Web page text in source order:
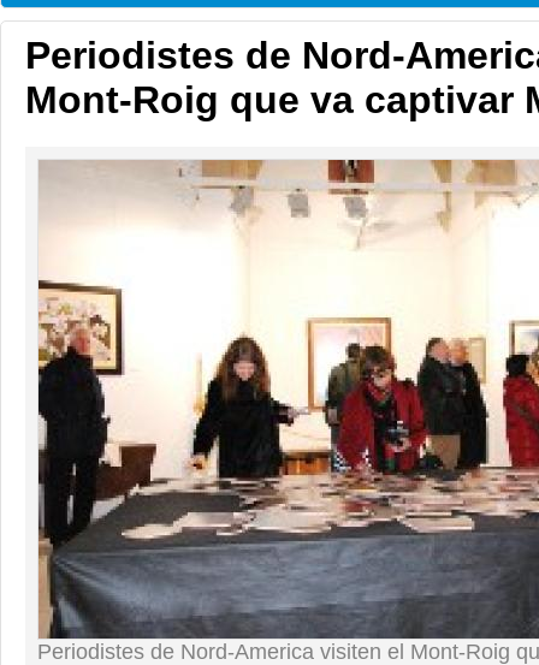
Periodistes de Nord-
Mont-Roig que va captivar
Periodistes de Nord-America visiten el Mont-Roig